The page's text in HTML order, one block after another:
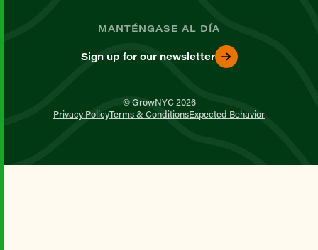
MANTÉNGASE AL DÍA
Sign up for our newsletter
© GrowNYC 2026
Privacy PolicyTerms & ConditionsExpected Behavior